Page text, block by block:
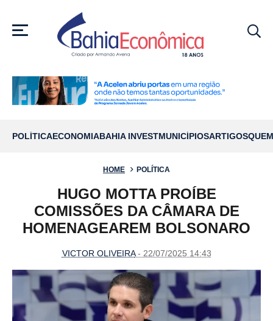
MENU
POLÍTICAECONOMIABAHIA INVESTMUNICÍPIOSARTIGOS
HOME POLÍTICA
HUGO MOTTA PROÍBE
COMISSÕES DA CÂMARA DE
HOMENAGEAREM BOLSONARO
VICTOR OLIVEIRA- 22/07/2025 14:43